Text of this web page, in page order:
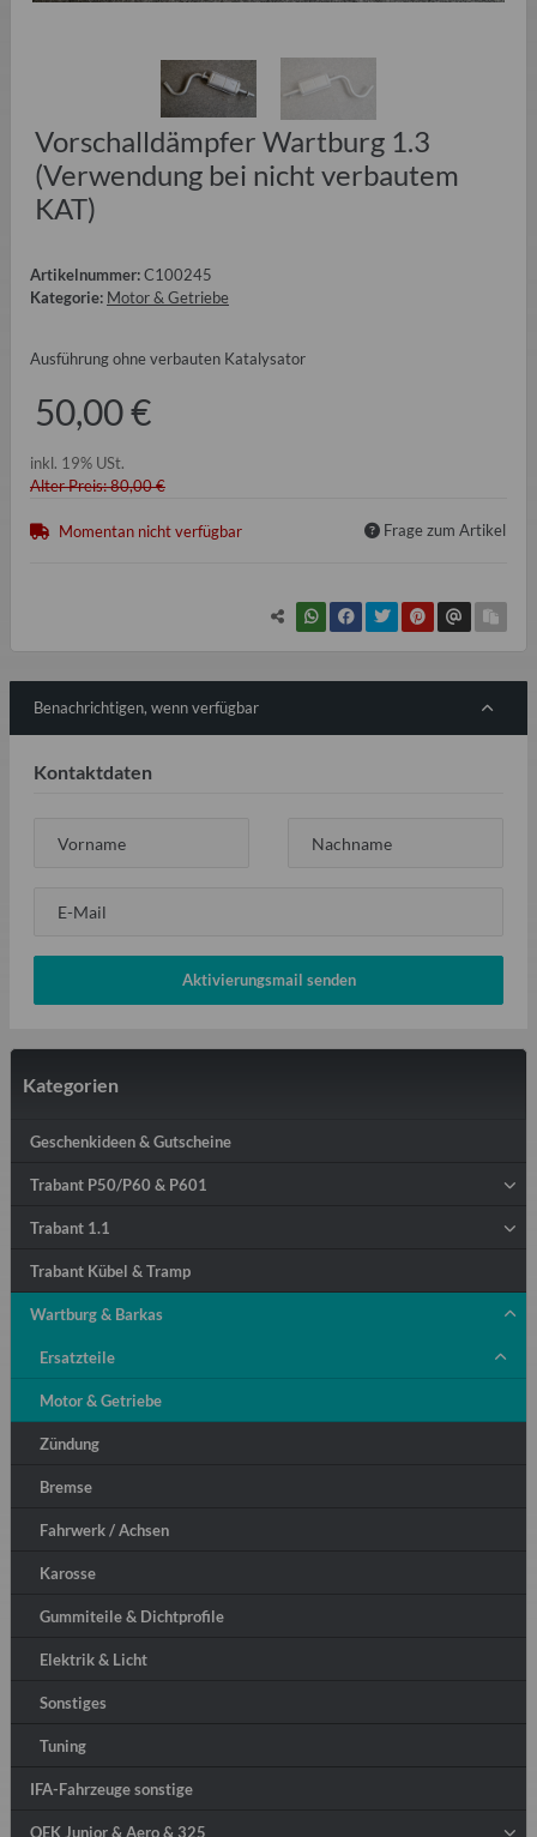
Vorschalldämpfer Wartburg 1.3
(Verwendung bei nicht verbautem
KAT)
Artikelnummer:C100245
Kategorie: Motor & Getriebe
Ausführung ohne verbauten Katalysator
50,00 €
inkl. 19% USt.
Alter Preis: 80,00 €
Momentan nicht verfügbar Frage zum Artikel
Benachrichtigen, wenn verfügbar
Kontaktdaten
Vorname Nachname
E-Mail
Aktivierungsmail senden
Kategorien
Geschenkideen & Gutscheine
Trabant P50/P60 & P601
Trabant 1.1
Trabant Kübel & Tramp
Wartburg & Barkas
Ersatzteile
Motor & Getriebe
Zündung
Bremse
Fahrwerk / Achsen
Karosse
Gummiteile & Dichtprofile
Elektrik & Licht
Sonstiges
Tuning
IFA-Fahrzeuge sonstige
QEK Junior & Aero & 325